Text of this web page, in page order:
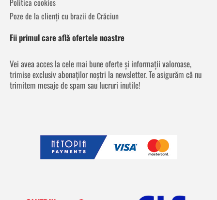
Politica cookies
Poze de la clienți cu brazii de Crăciun
Fii primul care află ofertele noastre
Vei avea acces la cele mai bune oferte și informații valoroase,
trimise exclusiv abonaților noștri la newsletter. Te asigurăm că nu
trimitem mesaje de spam sau lucruri inutile!